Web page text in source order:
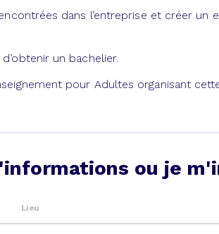
dans l’entreprise et créer un
un bachelier.
pour Adultes organisant
ou je
Lieu